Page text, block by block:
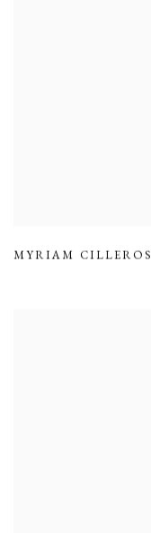
MYRIAM CILLEROS